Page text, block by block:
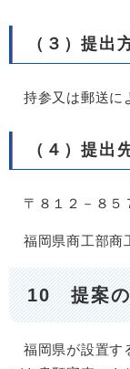
（３）提出
持参又は郵送に
（４）提出
〒８１２－８５
福岡県商工部商
10 提案
福岡県が設置す